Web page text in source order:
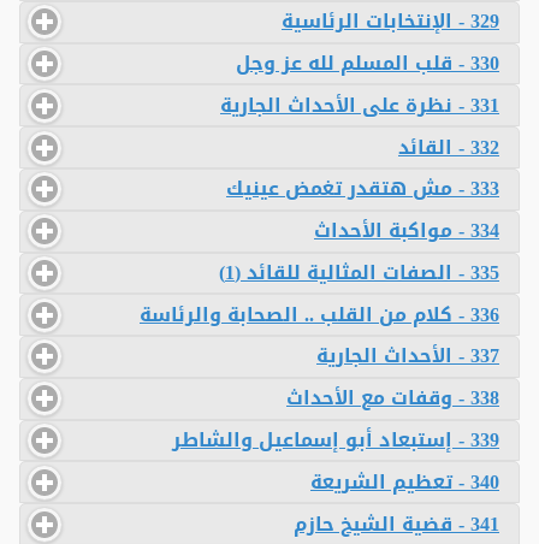
329 - الإنتخابات الرئاسية
330 - قلب المسلم لله عز وجل
331 - نظرة على الأحداث الجارية
332 - القائد
333 - مش هتقدر تغمض عينيك
334 - مواكبة الأحداث
335 - الصفات المثالية للقائد (1)
336 - كلام من القلب .. الصحابة والرئاسة
337 - الأحداث الجارية
338 - وقفات مع الأحداث
339 - إستبعاد أبو إسماعيل والشاطر
340 - تعظيم الشريعة
341 - قضية الشيخ حازم